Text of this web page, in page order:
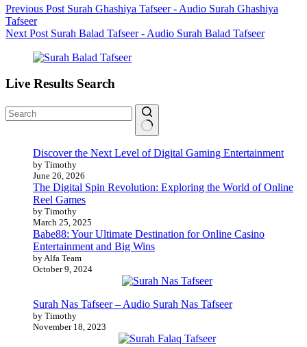
Previous Post Surah Ghashiya Tafseer - Audio Surah Ghashiya
Tafseer
Next Post Surah Balad Tafseer - Audio Surah Balad Tafseer
Live Results Search
Discover the Next Level of Digital Gaming Entertainment
by Timothy
June 26, 2026
The Digital Spin Revolution: Exploring the World of Online
Reel Games
by Timothy
March 25, 2025
Babe88: Your Ultimate Destination for Online Casino
Entertainment and Big Wins
by Alfa Team
October 9, 2024
Surah Nas Tafseer – Audio Surah Nas Tafseer
by Timothy
November 18, 2023